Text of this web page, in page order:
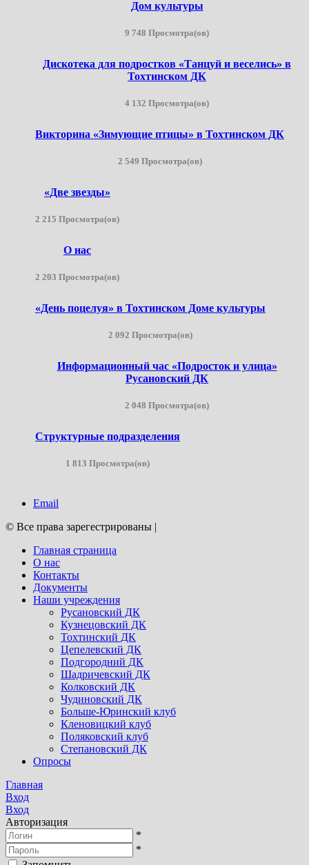
Дом культуры
9 748 Просмотра(ов)
Дискотека для подростков «Танцуй и веселись» в
Тохтинском ДК
4 132 Просмотра(ов)
Викторина «Зимующие птицы» в Тохтинском ДК
2 549 Просмотра(ов)
«Две звезды»
2 215 Просмотра(ов)
О нас
2 203 Просмотра(ов)
«День поцелуя» в Тохтинском Доме культуры
2 092 Просмотра(ов)
Информационный час «Подросток и улица»
Русановский ДК
2 048 Просмотра(ов)
Структурные подразделения
1 813 Просмотра(ов)
Email
© Все права зарегестрированы |
Главная страница
О нас
Контакты
Документы
Наши учреждения
Русановский ДК
Кузнецовский ДК
Тохтинский ДК
Цепелевский ДК
Подгородний ДК
Шадричевский ДК
Колковский ДК
Чудиновский ДК
Больше-Юринский клуб
Кленовицкий клуб
Поляковский клуб
Степановский ДК
Опросы
Главная
Вход
Вход
Авторизация
*
*